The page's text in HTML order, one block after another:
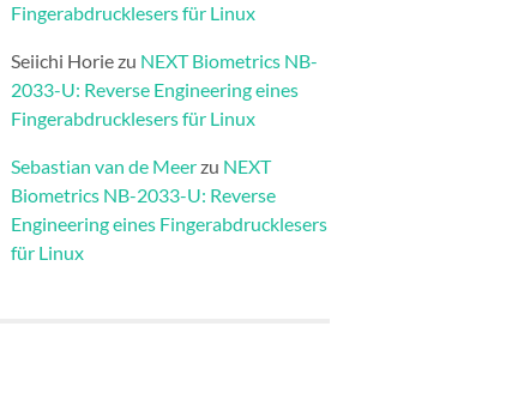
Fingerabdrucklesers für Linux
Seiichi Horiezu NEXT Biometrics NB-
2033-U: Reverse Engineering eines
Fingerabdrucklesers für Linux
Sebastian van de Meerzu NEXT
Biometrics NB-2033-U: Reverse
Engineering eines Fingerabdrucklesers
für Linux